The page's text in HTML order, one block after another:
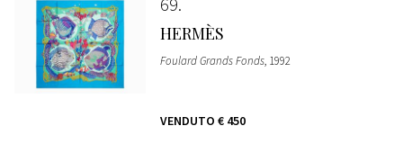
HERMÈS
Foulard Grands Fonds, 1992
VENDUTO € 450